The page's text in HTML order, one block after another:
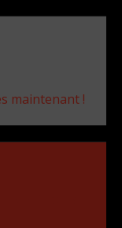
maintenant !